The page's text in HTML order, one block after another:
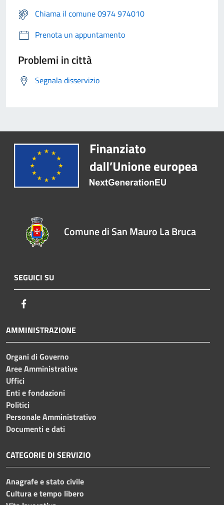
Chiama il comune 0974 974010
Prenota un appuntamento
Problemi in città
Segnala disservizio
Comune di San Mauro La Bruca
SEGUICI SU
AMMINISTRAZIONE
Organi di Governo
Aree Amministrative
Uffici
Enti e fondazioni
Politici
Personale Amministrativo
Documenti e dati
CATEGORIE DI SERVIZIO
Anagrafe e stato civile
Cultura e tempo libero